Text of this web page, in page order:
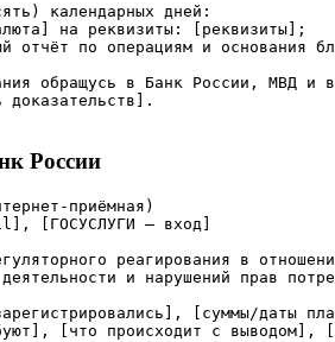
календарных дней:
на реквизиты: [реквизиты];
отчёт по операциям и основания
обращусь в Банк России, МВД и
доказательств].
России
приёмная)
[ГОСУСЛУГИ — вход]
реагирования в
и нарушений прав
[суммы/даты
[что происходит с